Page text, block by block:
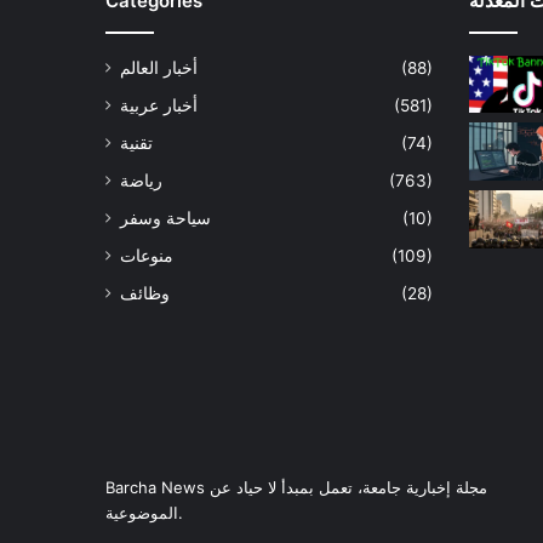
أخبار العالم
(88)
أخبار عربية
(581)
تقنية
(74)
رياضة
(763)
سياحة وسفر
(10)
منوعات
(109)
وظائف
(28)
Barcha News مجلة إخبارية جامعة، تعمل بمبدأ لا حياد عن
الموضوعية.